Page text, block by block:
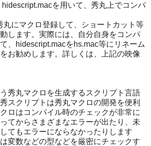
を用いて、秀丸上でコンパ
丸にマクロ登録して、ショートカット等
します。実際には、自分自身をコンパ
、hidescript.macをhs.mac等にリネーム
お勧めします。詳しくは、上記の映像
秀丸マクロを生成するスクリプト言語
スクリプトは秀丸マクロの開発を便利
ロはコンパイル時のチェックが非常に
てからさまざまなエラーが出たり、未
てもエラーにならなかったりします
変数などの型などを厳密にチェックす